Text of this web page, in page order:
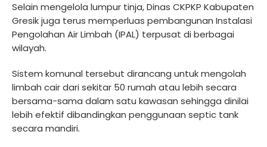
Selain mengelola lumpur tinja, Dinas CKPKP Kabupaten
Gresik juga terus memperluas pembangunan Instalasi
Pengolahan Air Limbah (IPAL) terpusat di berbagai
wilayah.
Sistem komunal tersebut dirancang untuk mengolah
limbah cair dari sekitar 50 rumah atau lebih secara
bersama-sama dalam satu kawasan sehingga dinilai
lebih efektif dibandingkan penggunaan septic tank
secara mandiri.